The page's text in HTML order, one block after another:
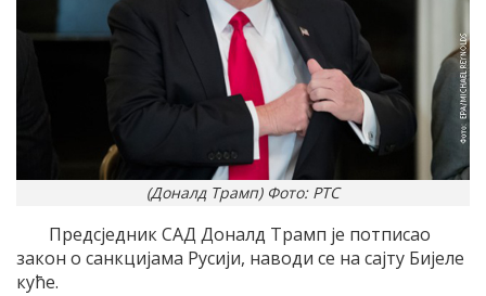
(Доналд Трамп) Фото: РТС
Предсједник САД Доналд Трамп је потписао
закон о санкцијама Русији, наводи се на сајту Бијеле
куће.